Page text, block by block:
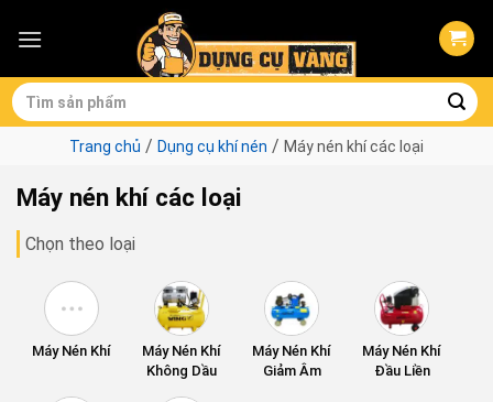
Tìm
kiếm:
Trang chủ / Dụng cụ khí nén / Máy nén khí các loại
Máy nén khí các loại
Chọn theo loại
Máy Nén Khí
Máy Nén Khí
Không Dầu
Máy Nén Khí
Giảm Âm
Máy Nén Khí
Đầu Liền